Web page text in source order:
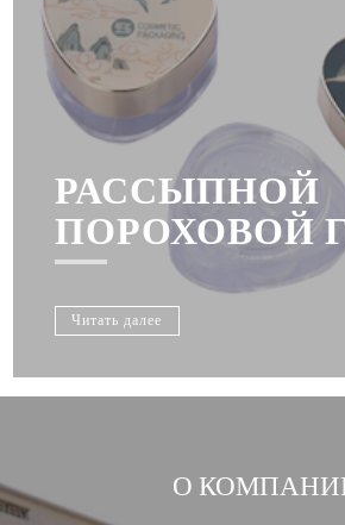
РАССЫПНОЙ
ПОРОХОВОЙ
Читать далее
О